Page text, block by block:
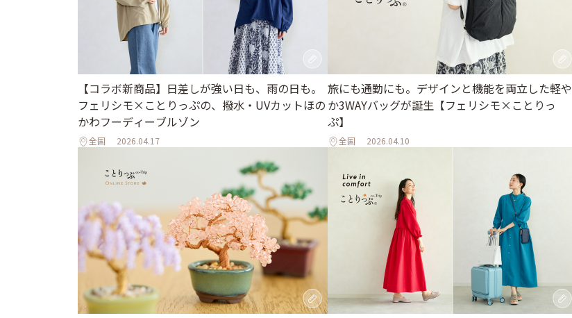
【コラボ新商品】日差しが強い日も、雨の日も。
フェリシモ×ことりっぷの、撥水・UVカットほの
かわフーディーブルゾン
全国 2026.04.17
旅にも通勤にも。デザインと機能を両立した軽や
か3WAYバッグが誕生【フェリシモ×ことりっ
ぷ】
全国 2026.04.10